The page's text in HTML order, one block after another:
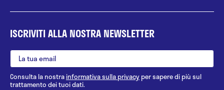
ISCRIVITI ALLA NOSTRA NEWSLETTER
Consulta la nostrainformativa sulla privacy per sapere di più sul
trattamento dei tuoi dati.